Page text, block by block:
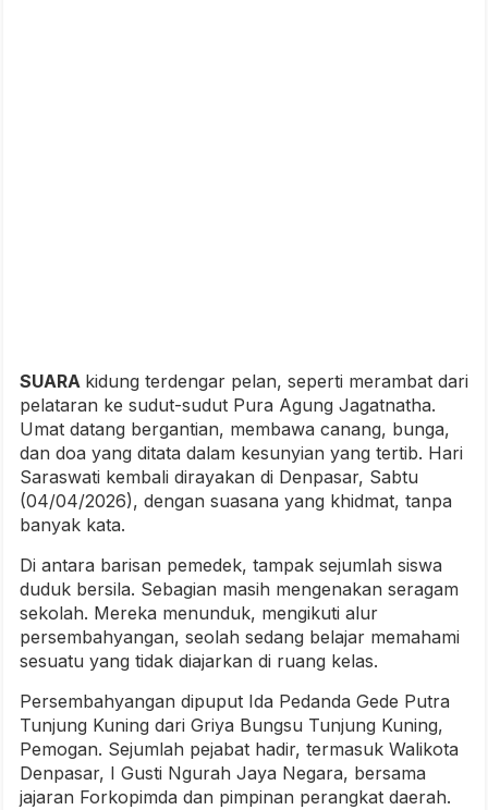
SUARA kidung terdengar pelan, seperti merambat dari
pelataran ke sudut-sudut Pura Agung Jagatnatha.
Umat datang bergantian, membawa canang, bunga,
dan doa yang ditata dalam kesunyian yang tertib. Hari
Saraswati kembali dirayakan di Denpasar, Sabtu
(04/04/2026), dengan suasana yang khidmat, tanpa
banyak kata.
Di antara barisan pemedek, tampak sejumlah siswa
duduk bersila. Sebagian masih mengenakan seragam
sekolah. Mereka menunduk, mengikuti alur
persembahyangan, seolah sedang belajar memahami
sesuatu yang tidak diajarkan di ruang kelas.
Persembahyangan dipuput Ida Pedanda Gede Putra
Tunjung Kuning dari Griya Bungsu Tunjung Kuning,
Pemogan. Sejumlah pejabat hadir, termasuk Walikota
Denpasar, I Gusti Ngurah Jaya Negara, bersama
jajaran Forkopimda dan pimpinan perangkat daerah.